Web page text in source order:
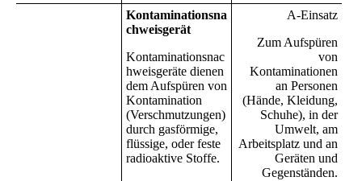
Kontaminationsna
chweisgerät
Kontaminationsnac
hweisgeräte dienen
dem Aufspüren von
Kontamination
(Verschmutzungen)
durch gasförmige,
flüssige, oder feste
radioaktive Stoffe.
A-Einsatz
Zum Aufspüren
von
Kontaminationen
an Personen
(Hände, Kleidung,
Schuhe), in der
Umwelt, am
Arbeitsplatz und an
Geräten und
Gegenständen.